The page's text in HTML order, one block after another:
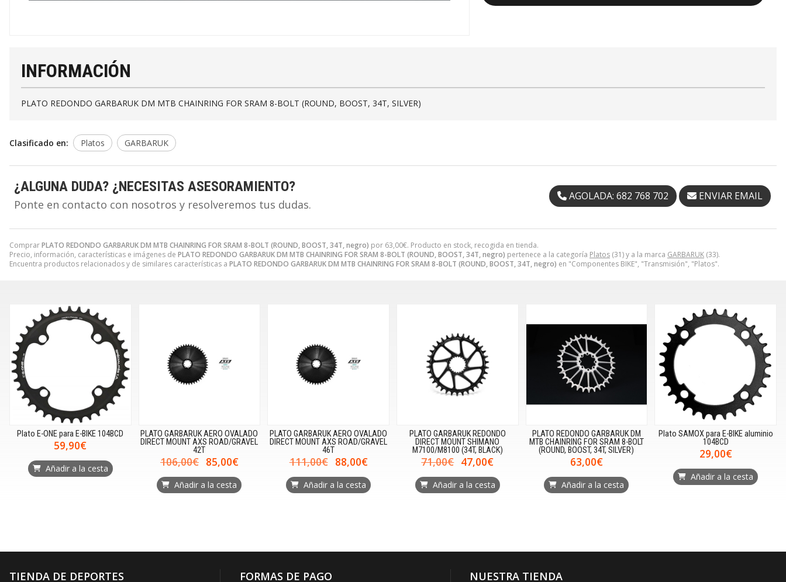
ComprarPLATO REDONDO GARBARUK DM MTB CHAINRING FOR SRAM 8-BOLT (ROUND, BOOST, 34T, negro) por 63,00€. Producto en stock, recogida en tienda.
Precio, información, características e imágenes de PLATO REDONDO GARBARUK DM MTB CHAINRING FOR SRAM 8-BOLT (ROUND, BOOST, 34T, negro) pertenece a la categoría Platos (31) y a la marca GARBARUK (33).
Encuentra productos relacionados y de similares características a PLATO REDONDO GARBARUK DM MTB CHAINRING FOR SRAM 8-BOLT (ROUND, BOOST, 34T, negro) en "Componentes BIKE", "Transmisión", "Platos".
INFORMACIÓN
PLATO REDONDO GARBARUK DM MTB CHAINRING FOR SRAM 8-BOLT (ROUND, BOOST, 34T, SILVER)
Clasificado en: Platos GARBARUK
¿ALGUNA DUDA? ¿NECESITAS ASESORAMIENTO?
Ponte en contacto con nosotros y resolveremos tus dudas.
AGOLADA: 682 768 702 ENVIAR EMAIL
Plato E-ONE para E-BIKE 104BCD
59,90€
Añadir a la cesta
PLATO GARBARUK AERO OVALADO
DIRECT MOUNT AXS ROAD/GRAVEL
42T
106,00€ 85,00€
Añadir a la cesta
PLATO GARBARUK AERO OVALADO
DIRECT MOUNT AXS ROAD/GRAVEL
46T
111,00€ 88,00€
Añadir a la cesta
PLATO GARBARUK REDONDO
DIRECT MOUNT SHIMANO
M7100/M8100 (34T, BLACK)
71,00€ 47,00€
Añadir a la cesta
PLATO REDONDO GARBARUK DM
MTB CHAINRING FOR SRAM 8-BOLT
(ROUND, BOOST, 34T, SILVER)
63,00€
Añadir a la cesta
Plato SAMOX para E-BIKE aluminio
104BCD
29,00€
Añadir a la cesta
TIENDA DE DEPORTES FORMAS DE PAGO NUESTRA TIENDA